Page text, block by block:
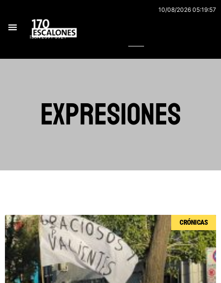
contenido
10/08/2026 05:19:57
ISSN 2591-3921
expresiones
CRÓNICAS
Página
Página
Página
Página
Página